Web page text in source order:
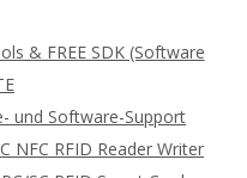
& FREE SDK (Software
und Software-Support
NFC RFID Reader Writer